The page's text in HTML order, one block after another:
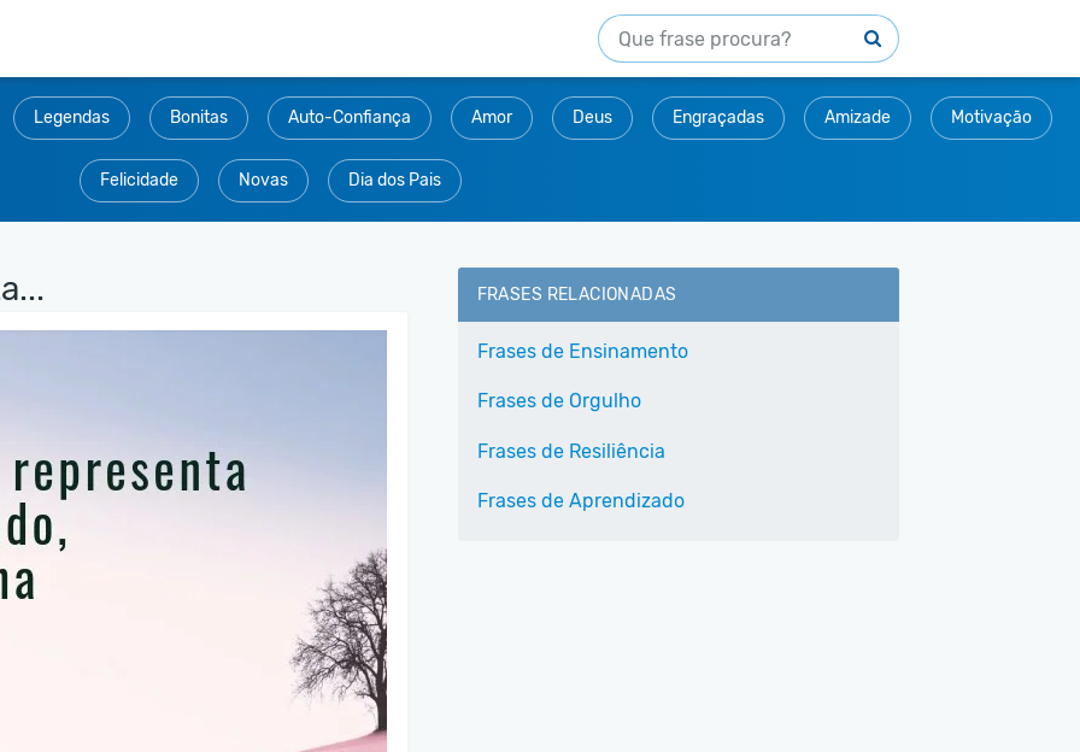
Legendas Bonitas Auto-Confiança Amor Deus Engraçadas Amizade Motivação
Felicidade Novas Dia dos Pais
FRASES RELACIONADAS
Frases de Ensinamento
Frases de Orgulho
Frases de Resiliência
Frases de Aprendizado